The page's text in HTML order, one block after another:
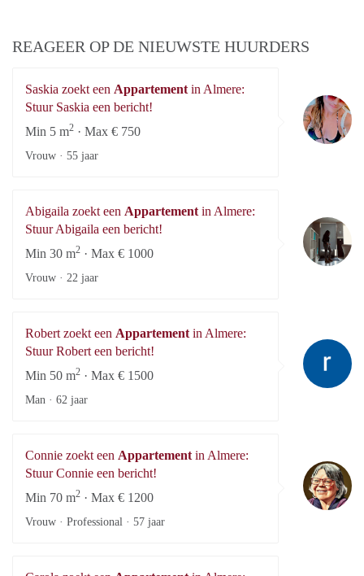
REAGEER OP DE NIEUWSTE HUURDERS
Saskia zoekt een Appartement in Almere:
Stuur Saskia een bericht!
Min 5 m2 · Max € 750
Vrouw · 55 jaar
Abigaila zoekt een Appartement in Almere:
Stuur Abigaila een bericht!
Min 30 m2 · Max € 1000
Vrouw · 22 jaar
Robert zoekt een Appartement in Almere:
Stuur Robert een bericht!
Min 50 m2 · Max € 1500
Man · 62 jaar
Connie zoekt een Appartement in Almere:
Stuur Connie een bericht!
Min 70 m2 · Max € 1200
Vrouw · Professional · 57 jaar